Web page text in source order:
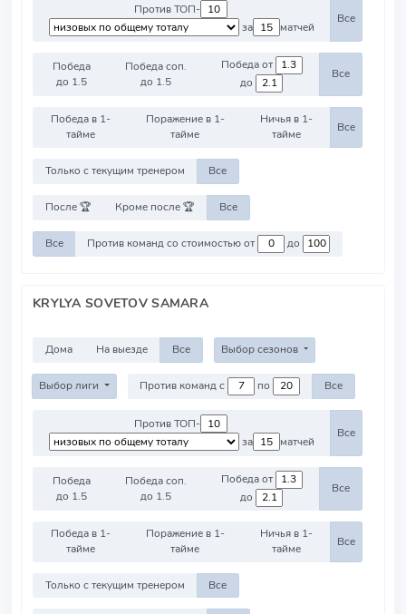
Против ТОП-
за
матчей
Все
Победа
до 1.5
Победа соп.
до 1.5
Победа от
до
Все
Победа в 1-
тайме
Поражение в 1-
тайме
Ничья в 1-
тайме
Все
Только с текущим тренером Все
После 🏆 Кроме после 🏆 Все
Все Против команд со стоимостью от до
KRYLYA SOVETOV SAMARA
Дома На выезде Все Выбор сезонов
Выбор лиги Против команд с по Все
Против ТОП-
за
матчей
Все
Победа
до 1.5
Победа соп.
до 1.5
Победа от
до
Все
Победа в 1-
тайме
Поражение в 1-
тайме
Ничья в 1-
тайме
Все
Только с текущим тренером Все